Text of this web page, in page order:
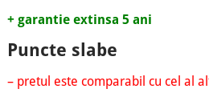
+ garantie extinsa 5 ani
Puncte slabe
– pretul este comparabil cu cel al